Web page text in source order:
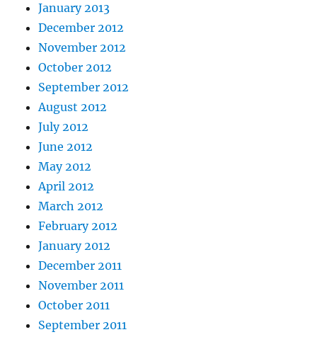
January 2013
December 2012
November 2012
October 2012
September 2012
August 2012
July 2012
June 2012
May 2012
April 2012
March 2012
February 2012
January 2012
December 2011
November 2011
October 2011
September 2011